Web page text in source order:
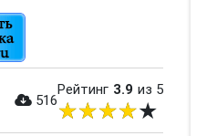
516
Рейтинг 3.9 из 5